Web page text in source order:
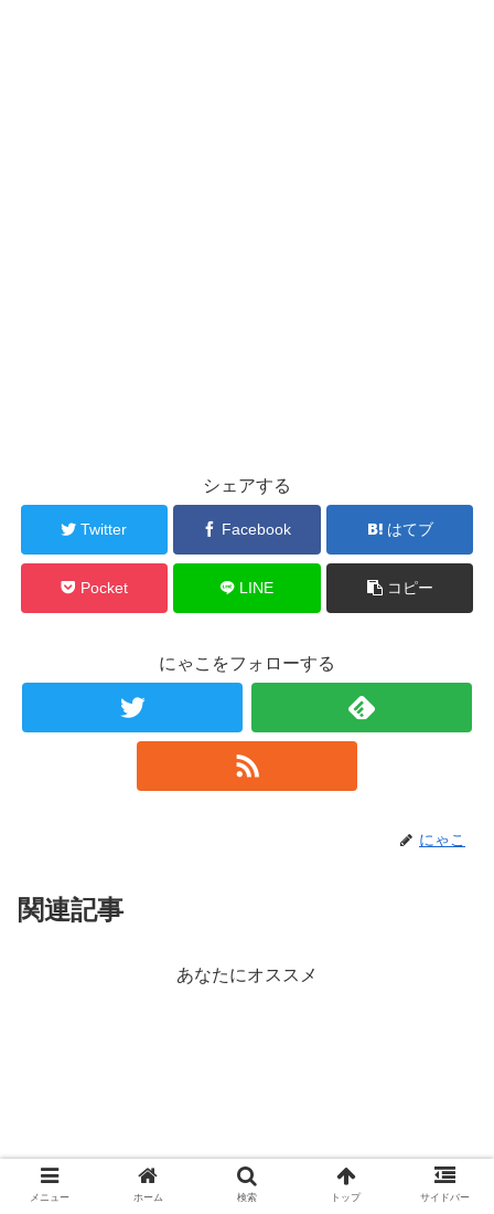
シェアする
Twitter Facebook はてブ
Pocket LINE コピー
にゃこをフォローする
にゃこ
関連記事
あなたにオススメ
メニュー ホーム 検索 トップ サイドバー